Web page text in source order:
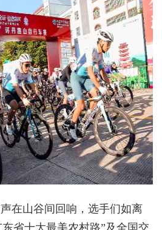
在山谷间回响，选手们如离